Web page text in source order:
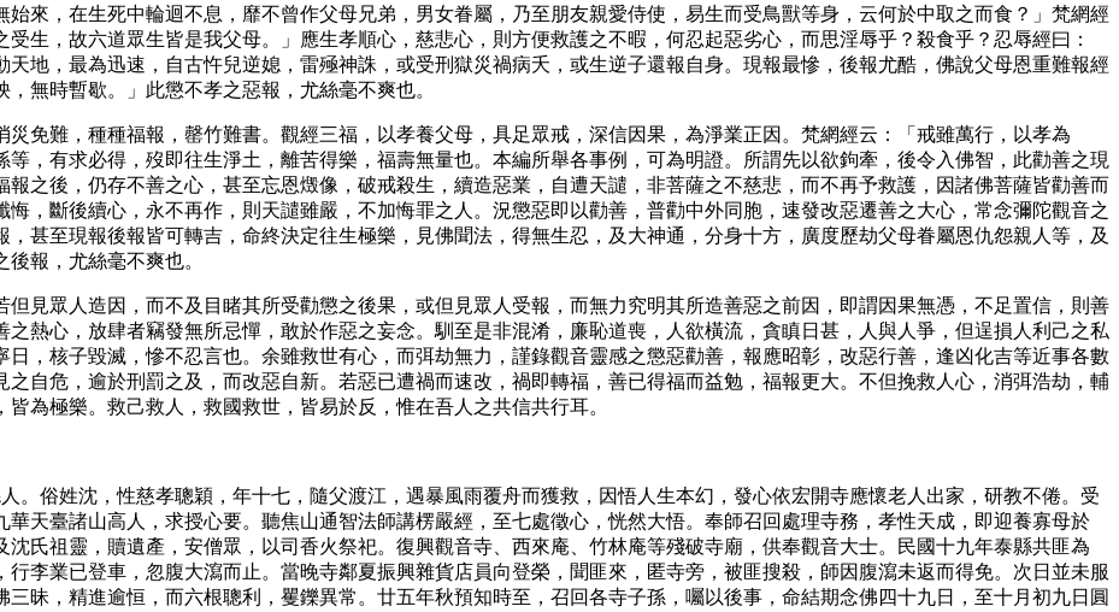
來，在生死中輪迴不息，靡不曾作父母兄弟，男女眷屬，乃至朋友親愛侍使，易生而受鳥獸等身，云何於中取之而食？」梵網經
生，故六道眾生皆是我父母。」應生孝順心，慈悲心，則方便救護之不暇，何忍起惡劣心，而思淫辱乎？殺食乎？忍辱經曰：
天地，最為迅速，自古忤兒逆媳，雷殛神誅，或受刑獄災禍病夭，或生逆子還報自身。現報最慘，後報尤酷，佛說父母恩重難報經
無時暫歇。」此懲不孝之惡報，尤絲毫不爽也。
免難，種種福報，罄竹難書。觀經三福，以孝養父母，具足眾戒，深信因果，為淨業正因。梵網經云：「戒雖萬行，以孝為
，有求必得，歿即往生淨土，離苦得樂，福壽無量也。本編所舉各事例，可為明證。所謂先以欲鉤牽，後令入佛智，此勸善之現
之後，仍存不善之心，甚至忘恩燬像，破戒殺生，續造惡業，自遭天譴，非菩薩之不慈悲，而不再予救護，因諸佛菩薩皆勸善而
，斷後續心，永不再作，則天譴雖嚴，不加悔罪之人。況懲惡即以勸善，普勸中外同胞，速發改惡遷善之大心，常念彌陀觀音之
甚至現報後報皆可轉吉，命終決定往生極樂，見佛聞法，得無生忍，及大神通，分身十方，廣度歷劫父母眷屬恩仇怨親人等，及
報，尤絲毫不爽也。
見眾人造因，而不及目睹其所受勸懲之後果，或但見眾人受報，而無力究明其所造善惡之前因，即謂因果無憑，不足置信，則善
熱心，放肆者竊發無所忌憚，敢於作惡之妄念。馴至是非混淆，廉恥道喪，人欲橫流，貪瞋日甚，人與人爭，但逞損人利己之私
，核子毀滅，慘不忍言也。余雖救世有心，而弭劫無力，謹錄觀音靈感之懲惡勸善，報應昭彰，改惡行善，逢凶化吉等近事各數
自危，逾於刑罰之及，而改惡自新。若惡已遭禍而速改，禍即轉福，善已得福而益勉，福報更大。不但挽救人心，消弭浩劫，輔
為極樂。救己救人，救國救世，皆易於反，惟在吾人之共信共行耳。
。俗姓沈，性慈孝聰穎，年十七，隨父渡江，遇暴風雨覆舟而獲救，因悟人生本幻，發心依宏開寺應懷老人出家，研教不倦。受
天臺諸山高人，求授心要。聽焦山通智法師講楞嚴經，至七處徵心，恍然大悟。奉師召回處理寺務，孝性天成，即迎養寡母於
氏祖靈，贖遺產，安僧眾，以司香火祭祀。復興觀音寺、西來庵、竹林庵等殘破寺廟，供奉觀音大士。民國十九年泰縣共匪為
李業已登車，忽腹大瀉而止。當晚寺鄰夏振興雜貨店員向登榮，聞匪來，匿寺旁，被匪搜殺，師因腹瀉未返而得免。次日並未服
昧，精進逾恒，而六根聰利，矍鑠異常。廿五年秋預知時至，召回各寺子孫，囑以後事，命結期念佛四十九日，至十月初九日圓